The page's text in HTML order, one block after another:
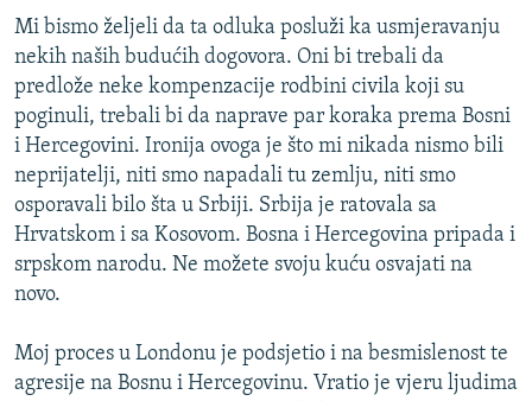
Mi bismo željeli da ta odluka posluži ka usmjeravanju
nekih naših budućih dogovora. Oni bi trebali da
predlože neke kompenzacije rodbini civila koji su
poginuli, trebali bi da naprave par koraka prema Bosni
i Hercegovini. Ironija ovoga je što mi nikada nismo bili
neprijatelji, niti smo napadali tu zemlju, niti smo
osporavali bilo šta u Srbiji. Srbija je ratovala sa
Hrvatskom i sa Kosovom. Bosna i Hercegovina pripada i
srpskom narodu. Ne možete svoju kuću osvajati na
novo.
Moj proces u Londonu je podsjetio i na besmislenost te
agresije na Bosnu i Hercegovinu. Vratio je vjeru ljudima